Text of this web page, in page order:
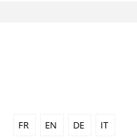
FR EN DE IT